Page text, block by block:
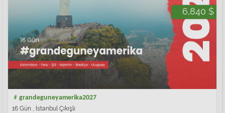
6,840 $
﹟grandeguneyamerika2027
16 Gün , İstanbul Çıkışlı